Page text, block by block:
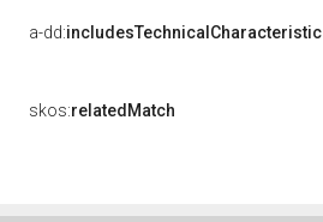
a-dd:includesTechnicalCharacteristic
skos:relatedMatch